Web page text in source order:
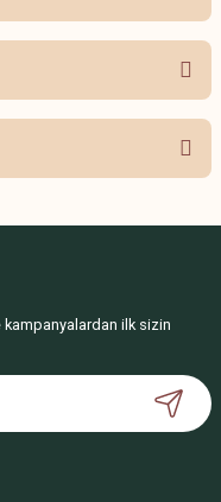
yapın!
kampanyalardan ilk sizin